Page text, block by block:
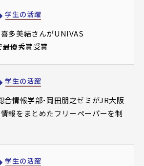
学生の活躍
多美結さんがUNIVAS
優秀賞受賞
学生の活躍
合情報学部・岡田朋之ゼミがJR大阪
報をまとめたフリーペーパーを制
学生の活躍